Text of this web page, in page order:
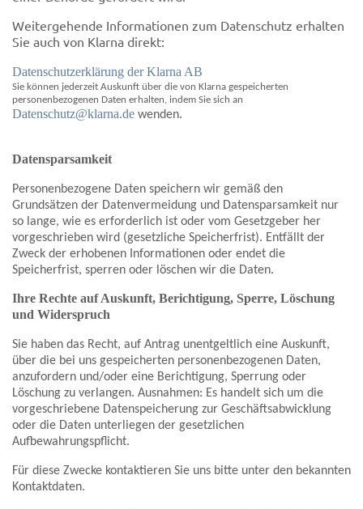
Weitergehende Informationen zum Datenschutz erhalten
Sie auch von Klarna direkt:
Datenschutzerklärung der Klarna AB
Sie können jederzeit Auskunft über die von Klarna gespeicherten
personenbezogenen Daten erhalten, indem Sie sich an
Datenschutz@klarna.de wenden.
Datensparsamkeit
Personenbezogene Daten speichern wir gemäß den
Grundsätzen der Datenvermeidung und Datensparsamkeit nur
so lange, wie es erforderlich ist oder vom Gesetzgeber her
vorgeschrieben wird (gesetzliche Speicherfrist). Entfällt der
Zweck der erhobenen Informationen oder endet die
Speicherfrist, sperren oder löschen wir die Daten.
Ihre Rechte auf Auskunft, Berichtigung, Sperre, Löschung
und Widerspruch
Sie haben das Recht, auf Antrag unentgeltlich eine Auskunft,
über die bei uns gespeicherten personenbezogenen Daten,
anzufordern und/oder eine Berichtigung, Sperrung oder
Löschung zu verlangen. Ausnahmen: Es handelt sich um die
vorgeschriebene Datenspeicherung zur Geschäftsabwicklung
oder die Daten unterliegen der gesetzlichen
Aufbewahrungspflicht.
Für diese Zwecke kontaktieren Sie uns bitte unter den bekannten
Kontaktdaten.